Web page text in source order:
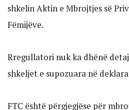
shkelin Aktin e Mbrojtjes së
Fëmijëve.
Rregullatori nuk ka dhënë
shkeljet e supozuara në
FTC është përgjegjëse për